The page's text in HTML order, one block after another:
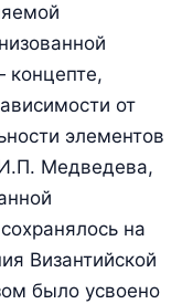
концепте,
от
элементов
Медведева,
на
Византийской
было усвоено